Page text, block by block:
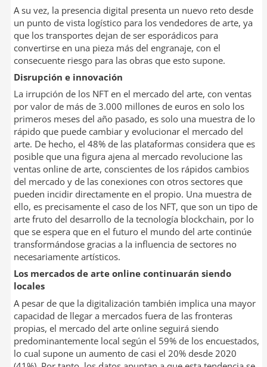
A su vez, la presencia digital presenta un nuevo reto desde
un punto de vista logístico para los vendedores de arte, ya
que los transportes dejan de ser esporádicos para
convertirse en una pieza más del engranaje, con el
consecuente riesgo para las obras que esto supone.
Disrupción e innovación
La irrupción de los NFT en el mercado del arte, con ventas
por valor de más de 3.000 millones de euros en solo los
primeros meses del año pasado, es solo una muestra de lo
rápido que puede cambiar y evolucionar el mercado del
arte. De hecho, el 48% de las plataformas considera que es
posible que una figura ajena al mercado revolucione las
ventas online de arte, conscientes de los rápidos cambios
del mercado y de las conexiones con otros sectores que
pueden incidir directamente en el propio. Una muestra de
ello, es precisamente el caso de los NFT, que son un tipo de
arte fruto del desarrollo de la tecnología blockchain, por lo
que se espera que en el futuro el mundo del arte continúe
transformándose gracias a la influencia de sectores no
necesariamente artísticos.
Los mercados de arte online continuarán siendo
locales
A pesar de que la digitalización también implica una mayor
capacidad de llegar a mercados fuera de las fronteras
propias, el mercado del arte online seguirá siendo
predominantemente local según el 59% de los encuestados,
lo cual supone un aumento de casi el 20% desde 2020